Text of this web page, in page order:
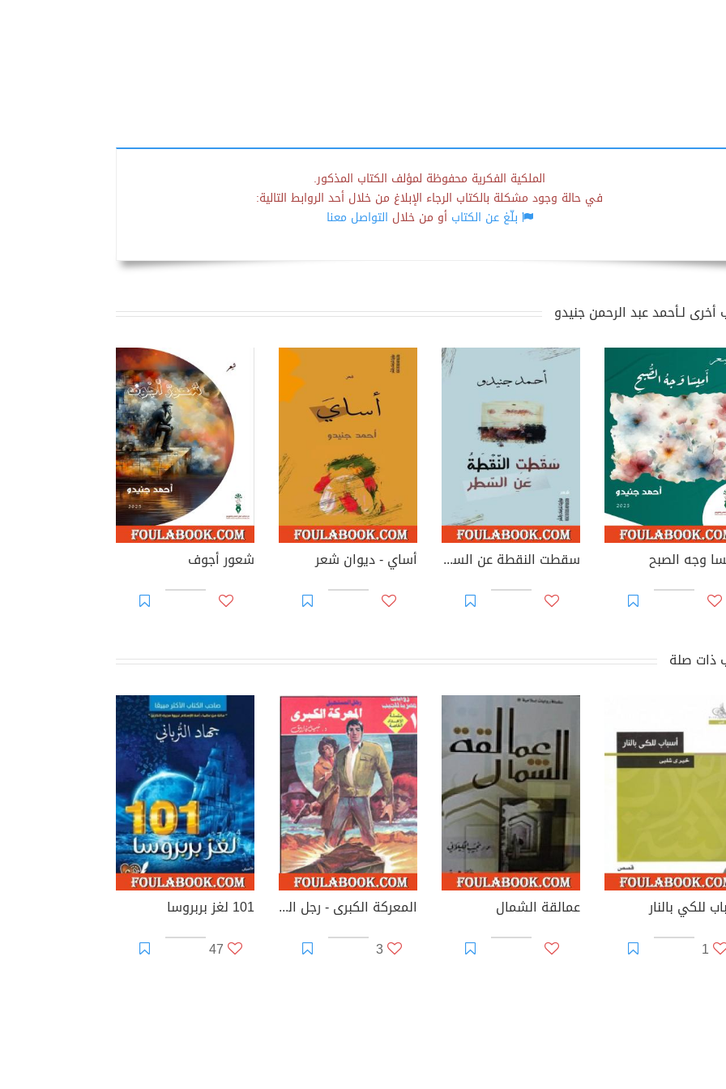
الملكية الفكرية محفوظة لمؤلف الكتاب المذكور.
في حالة وجود مشكلة بالكتاب الرجاء الإبلاغ من خلال أحد الروابط التالية:
بلّغ عن الكتابأو من خلال التواصل معنا
أخرى لـأحمد عبد الرحمن جنيدو
وجه الصبح سقطت النقطة عن السطر أساي - ديوان شعر شعور أجوف
ذات صلة
للكي بالنار
1
عمالقة الشمال
المعركة الكبرى - رجل المستحيل
3
101 لغز بربروسا
47